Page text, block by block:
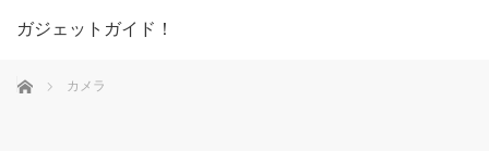
ガジェットガイド！
ホーム カメラ